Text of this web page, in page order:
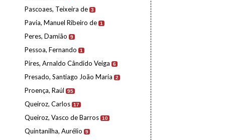
Pascoaes, Teixeira de 3
Pavia, Manuel Ribeiro de 1
Peres, Damião 9
Pessoa, Fernando 1
Pires, Arnaldo Cândido Veiga 6
Presado, Santiago João Maria 2
Proença, Raúl 95
Queiroz, Carlos 17
Queiroz, Vasco de Barros 10
Quintanilha, Aurélio 9